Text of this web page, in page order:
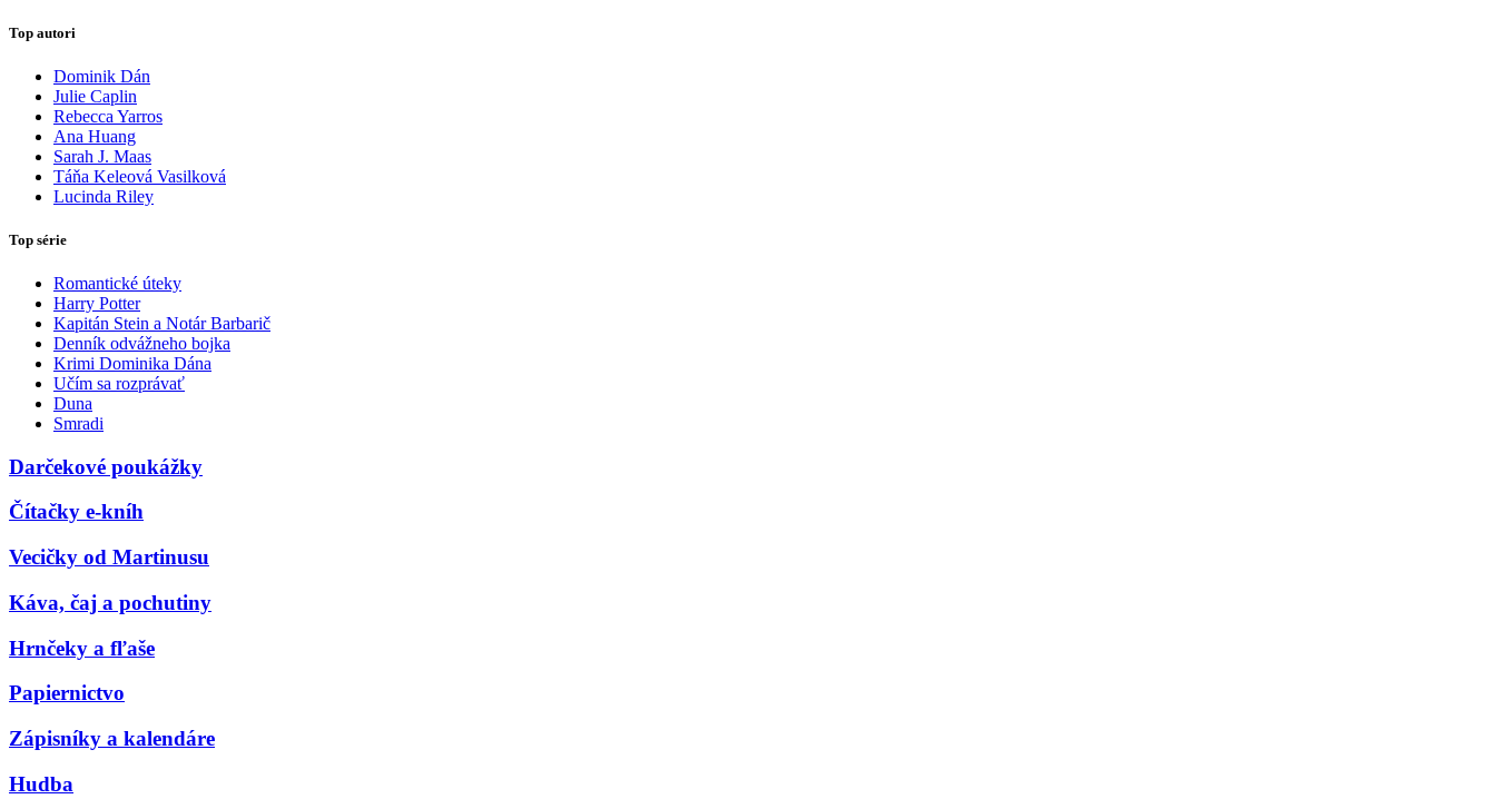
Top autori
Dominik Dán
Julie Caplin
Rebecca Yarros
Ana Huang
Sarah J. Maas
Táňa Keleová Vasilková
Lucinda Riley
Top série
Romantické úteky
Harry Potter
Kapitán Stein a Notár Barbarič
Denník odvážneho bojka
Krimi Dominika Dána
Učím sa rozprávať
Duna
Smradi
Darčekové poukážky
Čítačky e-kníh
Vecičky od Martinusu
Káva, čaj a pochutiny
Hrnčeky a fľaše
Papiernictvo
Zápisníky a kalendáre
Hudba